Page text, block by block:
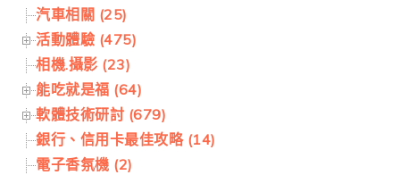
汽車相關 (25)
活動體驗 (475)
相機.攝影 (23)
能吃就是福 (64)
軟體技術研討 (679)
銀行、信用卡最佳攻略 (14)
電子香氛機 (2)